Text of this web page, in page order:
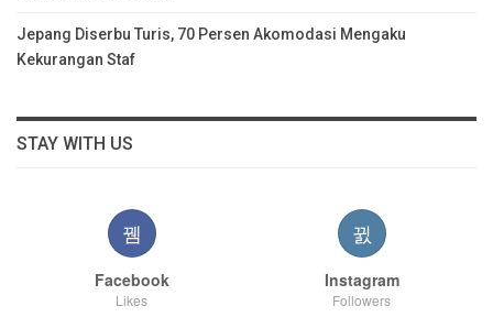
Jepang Diserbu Turis, 70 Persen Akomodasi Mengaku
Kekurangan Staf
STAY WITH US
Facebook
Likes
Instagram
Followers